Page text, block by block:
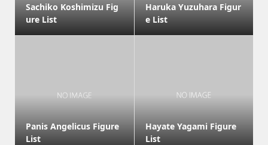
Sachiko Koshimizu Fig
ure List
Haruka Yuzuhara Figur
e List
Panis Angelicus Figure
List
Hayate Yagami Figure
List